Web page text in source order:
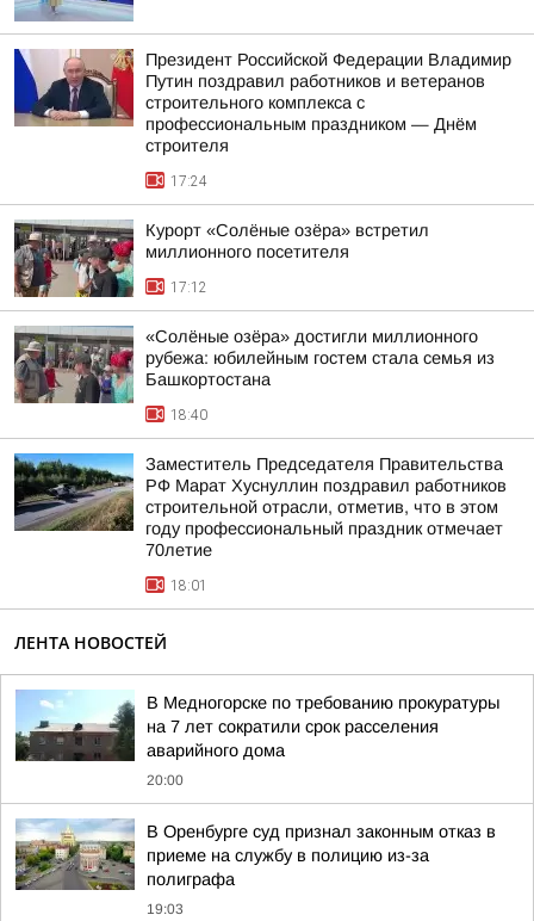
Президент Российской Федерации Владимир
Путин поздравил работников и ветеранов
строительного комплекса с
профессиональным праздником — Днём
строителя
17:24
Курорт «Солёные озёра» встретил
миллионного посетителя
17:12
«Солёные озёра» достигли миллионного
рубежа: юбилейным гостем стала семья из
Башкортостана
18:40
Заместитель Председателя Правительства
РФ Марат Хуснуллин поздравил работников
строительной отрасли, отметив, что в этом
году профессиональный праздник отмечает
70летие
18:01
ЛЕНТА НОВОСТЕЙ
В Медногорске по требованию прокуратуры
на 7 лет сократили срок расселения
аварийного дома
20:00
В Оренбурге суд признал законным отказ в
приеме на службу в полицию из-за
полиграфа
19:03